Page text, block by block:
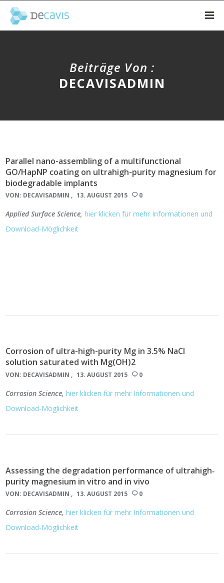
Beiträge Von :
DECAVISADMIN
Parallel nano-assembling of a multifunctional
GO/HapNP coating on ultrahigh-purity magnesium for
biodegradable implants
VON: DECAVISADMIN 13. AUGUST 2015 0
Applied Surface Science, hier klicken für mehr Informationen und
Download-Möglichkeit
Corrosion of ultra-high-purity Mg in 3.5% NaCl
solution saturated with Mg(OH)2
VON: DECAVISADMIN 13. AUGUST 2015 0
Corrosion Science, hier klicken für mehr Informationen und
Download-Möglichkeit
Assessing the degradation performance of ultrahigh‐
purity magnesium in vitro and in vivo
VON: DECAVISADMIN 13. AUGUST 2015 0
Corrosion Science, hier klicken für mehr Informationen und
Download-Möglichkeit